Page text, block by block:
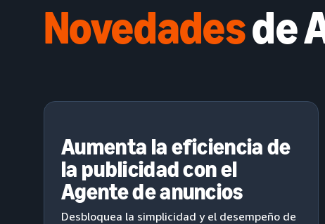
Novedadesde
Aumenta la eficiencia de
la publicidad con el
Agente de anuncios
Desbloquea la simplicidad y el desempeño de